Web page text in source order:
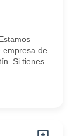
empresa de
Si tienes